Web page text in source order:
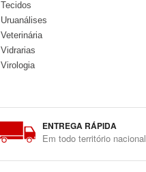
Tecidos
Uruanálises
Veterinária
Vidrarias
Virologia
ENTREGA RÁPIDA
Em todo território nacional